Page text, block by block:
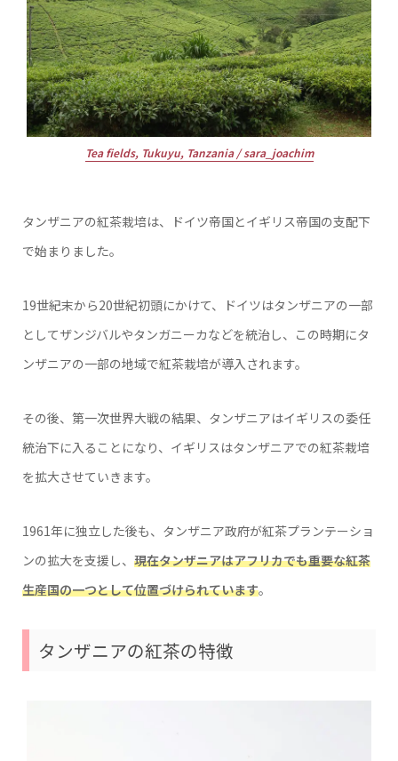
Tea fields, Tukuyu, Tanzania / sara_joachim
タンザニアの紅茶栽培は、ドイツ帝国とイギリス帝国の支配下
で始まりました。
19世紀末から20世紀初頭にかけて、ドイツはタンザニアの一部
としてザンジバルやタンガニーカなどを統治し、この時期にタ
ンザニアの一部の地域で紅茶栽培が導入されます。
その後、第一次世界大戦の結果、タンザニアはイギリスの委任
統治下に入ることになり、イギリスはタンザニアでの紅茶栽培
を拡大させていきます。
1961年に独立した後も、タンザニア政府が紅茶プランテーショ
ンの拡大を支援し、 現在タンザニアはアフリカでも重要な紅茶
生産国の一つとして位置づけられています。
タンザニアの紅茶の特徴